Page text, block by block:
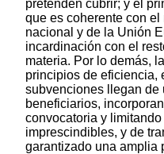
pretenden cubrir; y el
que es coherente con
nacional y de la Unión
incardinación con el
materia. Por lo demás,
principios de eficiencia,
subvenciones llegan de
beneficiarios,
convocatoria y
imprescindibles, y de
garantizado una amplia